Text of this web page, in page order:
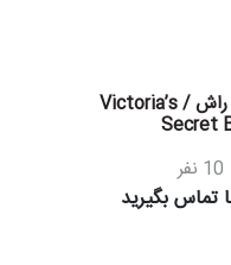
بادی اسپلش ویکتوریا سکرت راش / Victoria’s
Secret
10 نفر
تماس بگیرید